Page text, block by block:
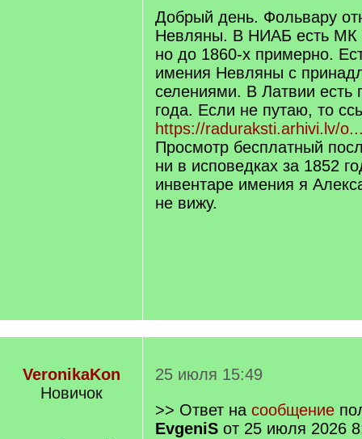
]
Добрый день. Фольвару
Невляны. В НИАБ есть МК
но до 1860-х примерно.
имения Невляны с
селениями. В Латвии есть
года. Если не путаю, то
https://raduraksti.arhivi.lv/
Просмотр бесплатный
ни в исповедках за 1852
инвентаре имения я
не вижу.
VeronikaKon
Новичок
25 июля 15:49
>> Ответ на сообщение
EvgeniS от 25 июля 2026